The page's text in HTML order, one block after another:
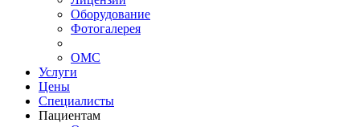
Оборудование
Фотогалерея
ОМС
Услуги
Цены
Специалисты
Пациентам